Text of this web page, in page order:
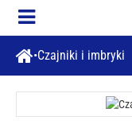
Czajniki i imbryki